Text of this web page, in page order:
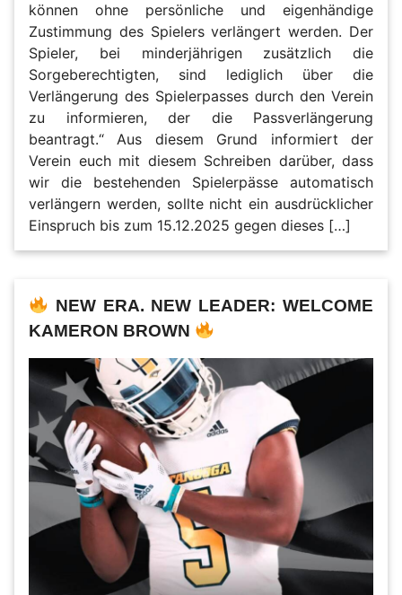
können ohne persönliche und eigenhändige
Zustimmung des Spielers verlängert werden. Der
Spieler, bei minderjährigen zusätzlich die
Sorgeberechtigten, sind lediglich über die
Verlängerung des Spielerpasses durch den Verein
zu informieren, der die Passverlängerung
beantragt.“ Aus diesem Grund informiert der
Verein euch mit diesem Schreiben darüber, dass
wir die bestehenden Spielerpässe automatisch
verlängern werden, sollte nicht ein ausdrücklicher
Einspruch bis zum 15.12.2025 gegen dieses […]
NEW ERA. NEW LEADER: WELCOME
KAMERON BROWN